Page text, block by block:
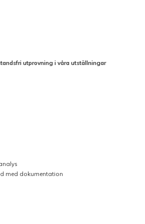
utprovning i våra utställningar
med dokumentation